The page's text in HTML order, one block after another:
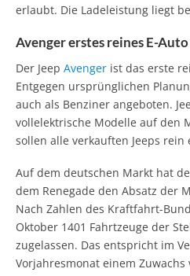
erlaubt. Die Ladeleistung liegt
Avenger erstes reines E-
Der Jeep Avenger ist das erste
Entgegen ursprünglichen
auch als Benziner angeboten.
vollelektrische Modelle auf den
sollen alle verkauften Jeeps rein
Auf dem deutschen Markt hat
dem Renegade den Absatz der
Nach Zahlen des Kraftfahrt-
Oktober 1401 Fahrtzeuge der
zugelassen. Das entspricht im
Vorjahresmonat einem Zuwachs